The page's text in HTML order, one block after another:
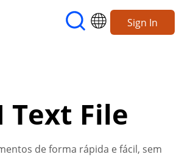
Sign In
Text File
de forma rápida e fácil, sem